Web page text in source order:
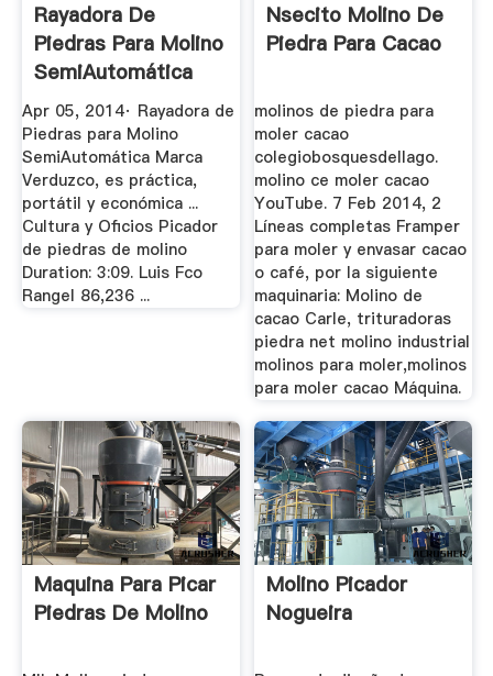
Rayadora De
Piedras Para Molino
SemiAutomática
Marca ...
Apr 05, 2014· Rayadora de
Piedras para Molino
SemiAutomática Marca
Verduzco, es práctica,
portátil y económica ...
Cultura y Oficios Picador
de piedras de molino
Duration: 3:09. Luis Fco
Rangel 86,236 ...
Nsecito Molino De
Piedra Para Cacao
molinos de piedra para
moler cacao
colegiobosquesdellago.
molino ce moler cacao
YouTube. 7 Feb 2014, 2
Líneas completas Framper
para moler y envasar cacao
o café, por la siguiente
maquinaria: Molino de
cacao Carle, trituradoras
piedra net molino industrial
molinos para moler,molinos
para moler cacao Máquina.
Maquina Para Picar
Piedras De Molino
Molino Picador
Nogueira